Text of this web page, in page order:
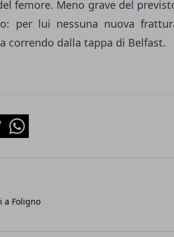
femore. Meno grave del
per lui nessuna nuova
correndo dalla tappa di Belfast.
Whatsapp
a Foligno